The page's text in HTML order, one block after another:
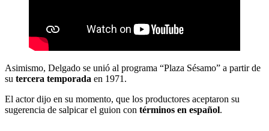
Asimismo, Delgado se unió al programa “Plaza Sésamo” a partir de
su tercera temporada en 1971.
El actor dijo en su momento, que los productores aceptaron su
sugerencia de salpicar el guion con términos en español.